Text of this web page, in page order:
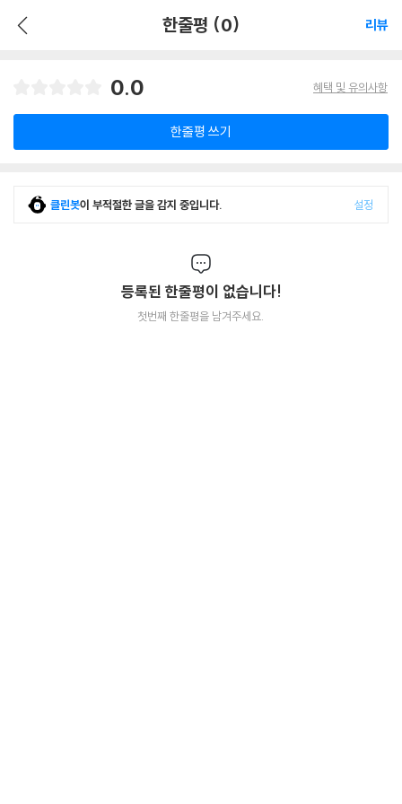
한줄평 (0) 리뷰
0.0 혜택 및 유의사항
한줄평 쓰기
클린봇이 부적절한 글을 감지 중입니다. 설정
등록된 한줄평이 없습니다!
첫번째 한줄평을 남겨주세요.